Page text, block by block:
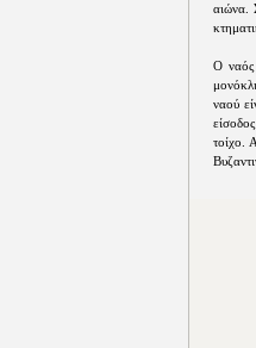
αιώνα.
Ο ναός
ναού
τοίχο.